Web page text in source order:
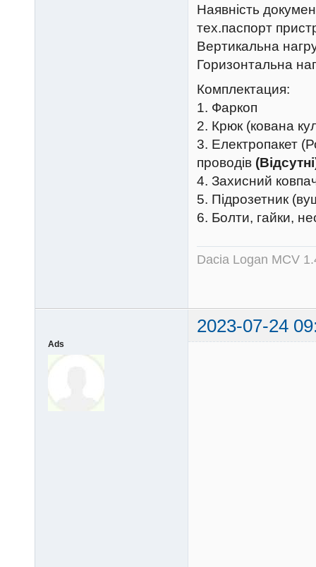
Наявність
тех.паспорт
Вертикальна
Горизонтальна
Комплектация:
1. Фаркоп
2. Крюк (кована
3. Електропакет
проводів
4. Захисний
5. Підрозетник
6. Болти, гайки,
Dacia Logan MCV
2023-07-24
Ads